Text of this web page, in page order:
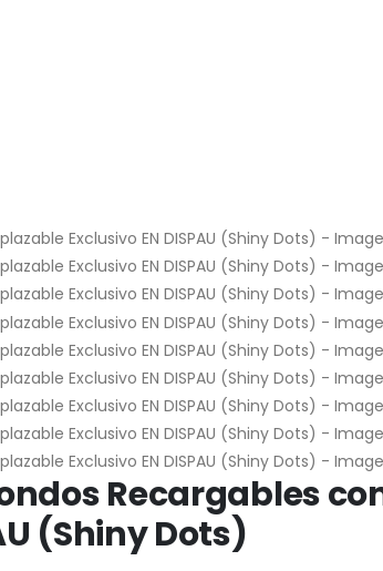
Recargables
(Shiny Dots)